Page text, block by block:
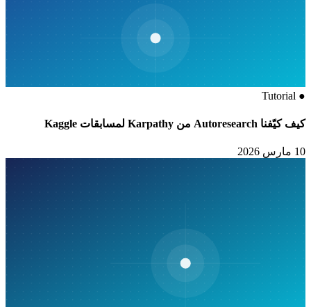
●
Tutorial
كيف كيّفنا Autoresearch من Karpathy لمسابقات Kaggle
10 مارس 2026